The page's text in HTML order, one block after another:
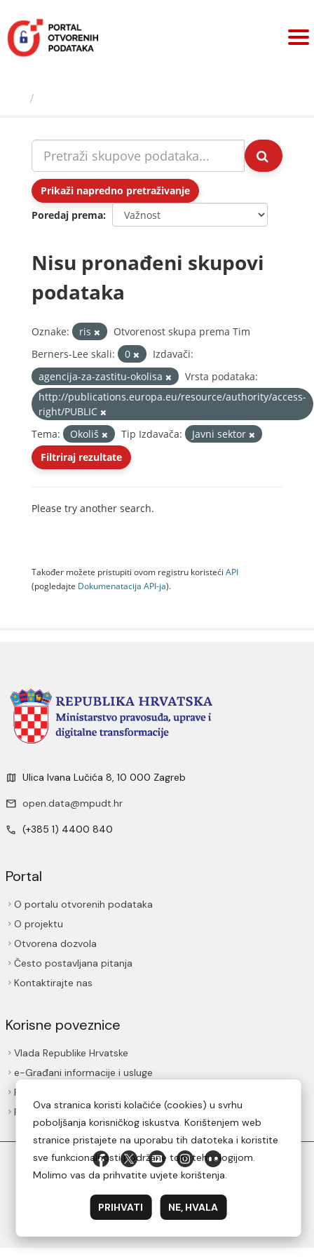
sadržaj
Prikaži napredno pretraživanje
Poredaj prema
Nisu pronađeni skupovi
podataka
Oznake: ris
Otvorenost skupa prema Tim
Berners-Lee skali:
0
Izdavači:
agencija-za-zastitu-okolisa
Vrsta podataka:
http://publications.europa.eu/resource/authority/access-
right/PUBLIC
Tema:
Okoliš Tip Izdavača:
Javni sektor
Filtriraj rezultate
Please try another search.
Također možete pristupiti ovom registru koristeći API
(pogledajte Dokumenаtаcijа API-jа).